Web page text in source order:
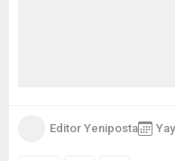
Editor Yeniposta